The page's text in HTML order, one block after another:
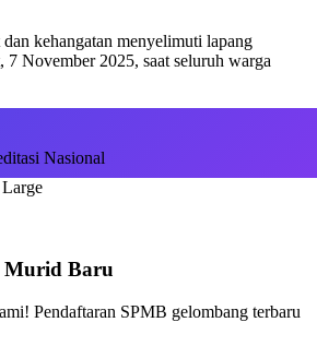
dan kehangatan menyelimuti lapang
November 2025, saat seluruh warga
Nasional
Murid Baru
Pendaftaran SPMB gelombang terbaru